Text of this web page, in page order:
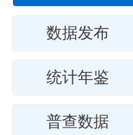
数据发布
统计年鉴
普查数据